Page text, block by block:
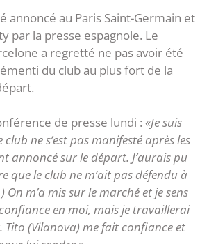
annoncé au Paris Saint-Germain et
par la presse espagnole. Le
a regretté ne pas avoir été
du club au plus fort de la
de presse lundi : «Je suis
ne s’est pas manifesté après les
annoncé sur le départ. J’aurais pu
que le club ne m’ait pas défendu à
m’a mis sur le marché et je sens
confiance en moi, mais je travaillerai
(Vilanova) me fait confiance et